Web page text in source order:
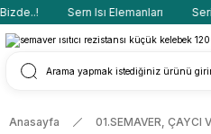
Sern Isı Elemanları
Anasayfa 01.SEMAVER, ÇAYCI